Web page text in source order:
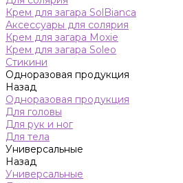
Крем для загара SolBianca
Аксессуары для солярия
Крем для загара Moxie
Крем для загара Soleo
Стикини
Одноразовая продукция
Назад
Одноразовая продукция
Для головы
Для рук и ног
Для тела
Универсальные
Назад
Универсальные